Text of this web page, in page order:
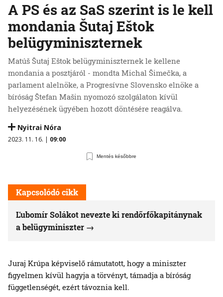
A PS és az SaS szerint is le kell
mondania Šutaj Eštok
belügyminiszternek
Matúš Šutaj Eštok belügyminiszternek le kellene
mondania a posztjáról - mondta Michal Šimečka, a
parlament alelnöke, a Progresívne Slovensko elnöke a
bíróság Štefan Mašin nyomozó szolgálaton kívül
helyezésének ügyében hozott döntésére reagálva.
Nyitrai Nóra
2023. 11. 16. | 09:00
Mentés későbbre
Kapcsolódó cikk
Ľubomír Solákot nevezte ki rendőrfőkapitánynak
a belügyminiszter
Juraj Krúpa képviselő rámutatott, hogy a miniszter
figyelmen kívül hagyja a törvényt, támadja a bíróság
függetlenségét, ezért távoznia kell.